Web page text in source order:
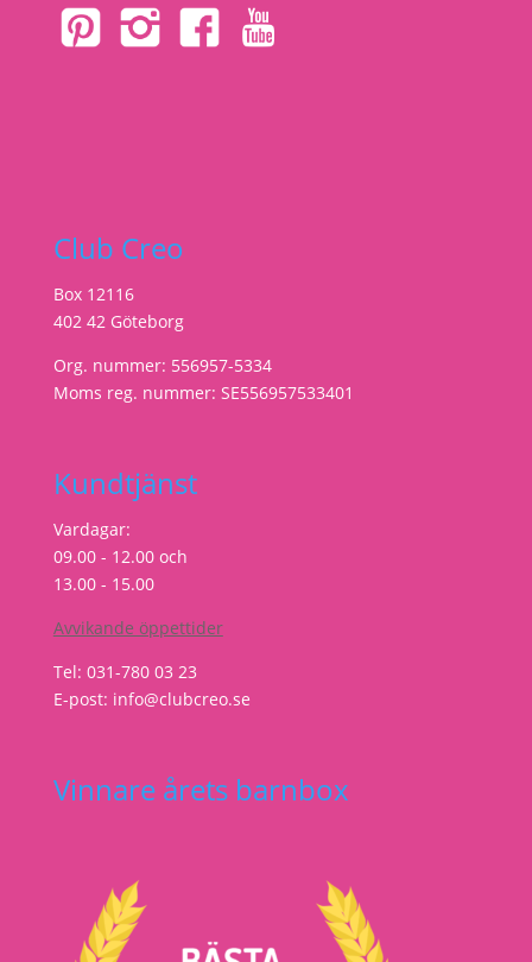
Club Creo
Box 12116
402 42 Göteborg
Org. nummer: 556957-5334
Moms reg. nummer: SE556957533401
Kundtjänst
Vardagar:
09.00 - 12.00 och
13.00 - 15.00
Avvikande öppettider
Tel: 031-780 03 23
E-post: info@clubcreo.se
Vinnare årets barnbox